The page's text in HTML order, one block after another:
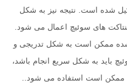
شده است. نتیجه نیز به شکل
های سوئیچ اعمال می شود.
ممکن است به شکل تدریجی و
باید به شکل سریع انجام باشد،
ممکن است استفاده می شود..